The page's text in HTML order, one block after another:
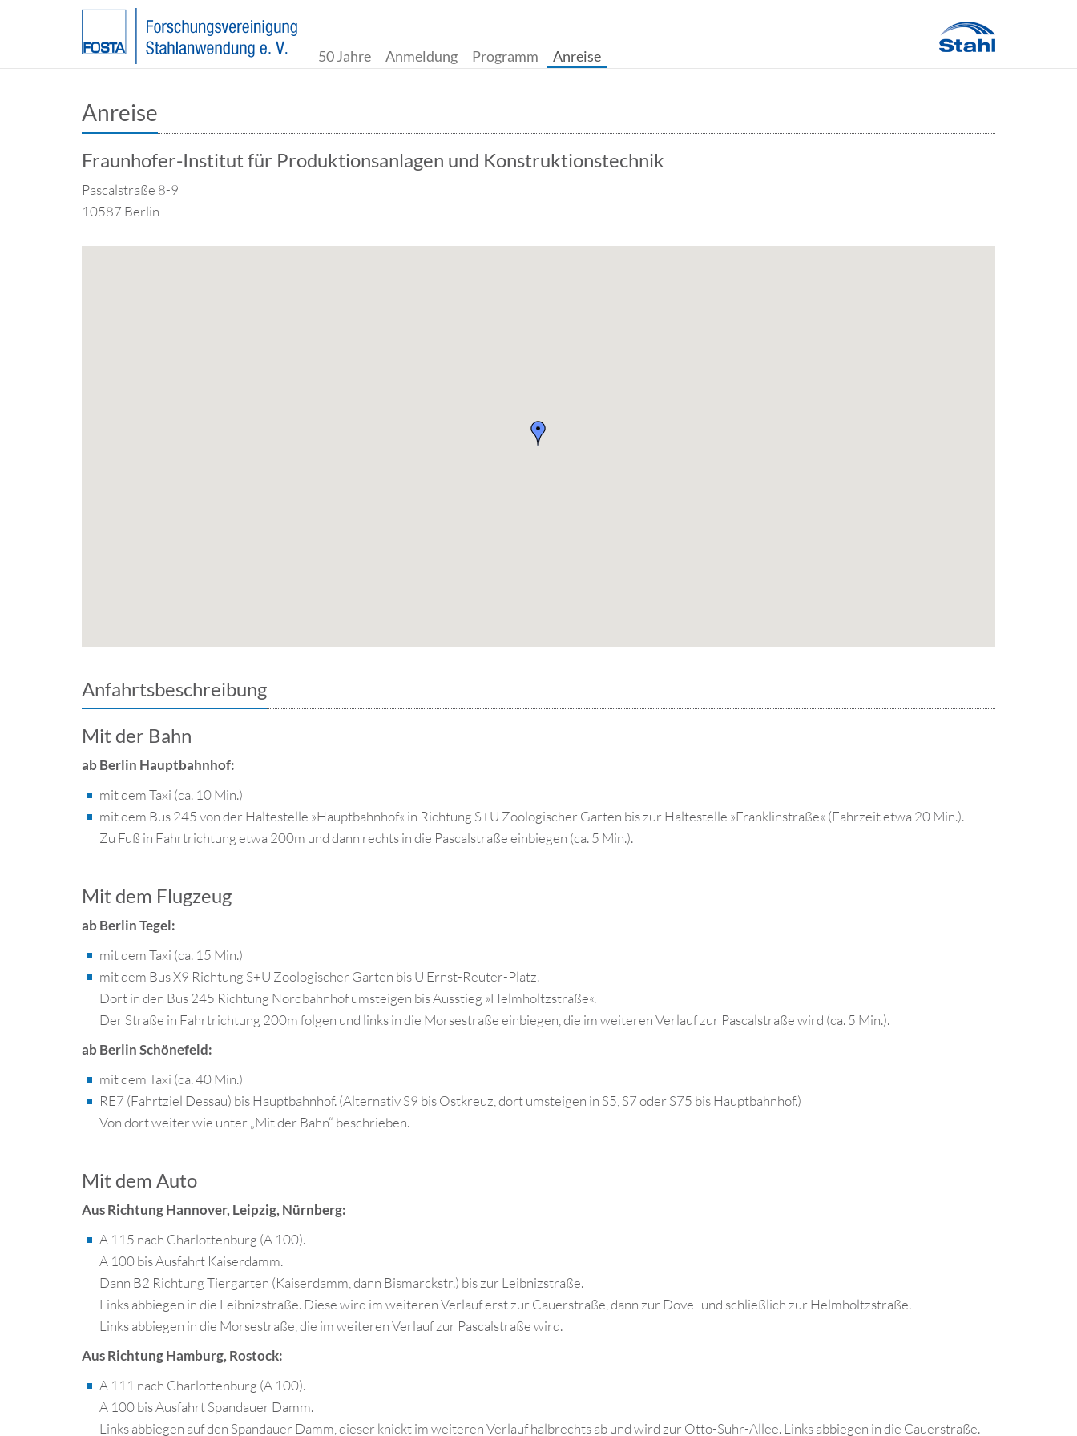
50 Jahre. Anmeldung. Programm Anreise.
Anreise
Fraunhofer-Institut für Produktionsanlagen und Konstruktionstechnik
Pascalstraße 8-9
10587 Berlin
Anfahrtsbeschreibung
Mit der Bahn
ab Berlin Hauptbahnhof:
mit dem Taxi (ca. 10 Min.)
mit dem Bus 245 von der Haltestelle »Hauptbahnhof« in Richtung S+U Zoologischer Garten bis zur Haltestelle »Franklinstraße« (Fahrzeit etwa 20 Min.).
Zu Fuß in Fahrtrichtung etwa 200m und dann rechts in die Pascalstraße einbiegen (ca. 5 Min.).
Mit dem Flugzeug
ab Berlin Tegel:
mit dem Taxi (ca. 15 Min.)
mit dem Bus X9 Richtung S+U Zoologischer Garten bis U Ernst-Reuter-Platz.
Dort in den Bus 245 Richtung Nordbahnhof umsteigen bis Ausstieg »Helmholtzstraße«.
Der Straße in Fahrtrichtung 200m folgen und links in die Morsestraße einbiegen, die im weiteren Verlauf zur Pascalstraße wird (ca. 5 Min.).
ab Berlin Schönefeld:
mit dem Taxi (ca. 40 Min.)
RE7 (Fahrtziel Dessau) bis Hauptbahnhof. (Alternativ S9 bis Ostkreuz, dort umsteigen in S5, S7 oder S75 bis Hauptbahnhof.)
Von dort weiter wie unter „Mit der Bahn“ beschrieben.
Mit dem Auto
Aus Richtung Hannover, Leipzig, Nürnberg:
A 115 nach Charlottenburg (A 100).
A 100 bis Ausfahrt Kaiserdamm.
Dann B2 Richtung Tiergarten (Kaiserdamm, dann Bismarckstr.) bis zur Leibnizstraße.
Links abbiegen in die Leibnizstraße. Diese wird im weiteren Verlauf erst zur Cauerstraße, dann zur Dove- und schließlich zur Helmholtzstraße.
Links abbiegen in die Morsestraße, die im weiteren Verlauf zur Pascalstraße wird.
Aus Richtung Hamburg, Rostock:
A 111 nach Charlottenburg (A 100).
A 100 bis Ausfahrt Spandauer Damm.
Links abbiegen auf den Spandauer Damm, dieser knickt im weiteren Verlauf halbrechts ab und wird zur Otto-Suhr-Allee. Links abbiegen in die Cauerstraße.